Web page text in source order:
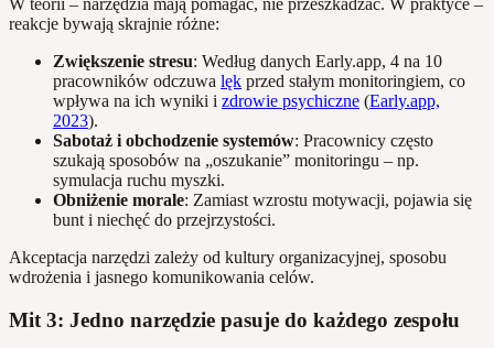
W teorii – narzędzia mają pomagać, nie przeszkadzać. W praktyce –
reakcje bywają skrajnie różne:
Zwiększenie stresu: Według danych Early.app, 4 na 10
pracowników odczuwa lęk przed stałym monitoringiem, co
wpływa na ich wyniki i zdrowie psychiczne (Early.app,
2023).
Sabotaż i obchodzenie systemów: Pracownicy często
szukają sposobów na „oszukanie” monitoringu – np.
symulacja ruchu myszki.
Obniżenie morale: Zamiast wzrostu motywacji, pojawia się
bunt i niechęć do przejrzystości.
Akceptacja narzędzi zależy od kultury organizacyjnej, sposobu
wdrożenia i jasnego komunikowania celów.
Mit 3: Jedno narzędzie pasuje do każdego zespołu